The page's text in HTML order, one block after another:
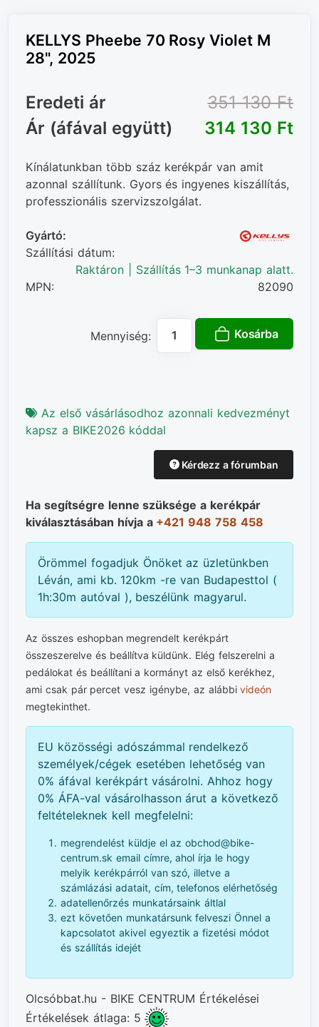
KELLYS Pheebe 70 Rosy Violet M
28", 2025
Eredeti ár
351 130 Ft‎
Ár (áfával együtt)
314 130 Ft‎
Kínálatunkban több száz kerékpár van amit
azonnal szállítunk. Gyors és ingyenes kiszállítás,
professzionális szervizszolgálat.
Gyártó:
Szállítási dátum:
Raktáron | Szállítás 1–3 munkanap alatt.
MPN:
82090
Mennyiség: Kosárba
Az első vásárlásodhoz azonnali kedvezményt
kapsz a BIKE2026 kóddal
Kérdezz a fórumban
Ha segítségre lenne szüksége a kerékpár
kiválasztásában hívja a +421 948 758 458
Örömmel fogadjuk Önöket az üzletünkben
Léván, ami kb. 120km -re van Budapesttol (
1h:30m autóval ), beszélünk magyarul.
Az összes eshopban megrendelt kerékpárt
összeszerelve és beállítva küldünk. Elég felszerelni a
pedálokat és beállítani a kormányt az első kerékhez,
ami csak pár percet vesz igénybe, az alábbivideón
megtekinthet.
EU közösségi adószámmal rendelkező
személyek/cégek esetében lehetőség van
0% áfával kerékpárt vásárolni. Ahhoz hogy
0% ÁFA-val vásárolhasson árut a következő
feltételeknek kell megfelelni:
megrendelést küldje el az obchod@bike-
centrum.sk email címre, ahol írja le hogy
melyik kerékpárról van szó, illetve a
számlázási adatait, cím, telefonos elérhetőség
adatellenőrzés munkatársaink áltlal
ezt követően munkatársunk felveszi Önnel a
kapcsolatot akivel egyeztik a fizetési módot
és szállítás idejét
Olcsóbbat.hu - BIKE CENTRUM Értékelései
Értékelések átlaga: 5